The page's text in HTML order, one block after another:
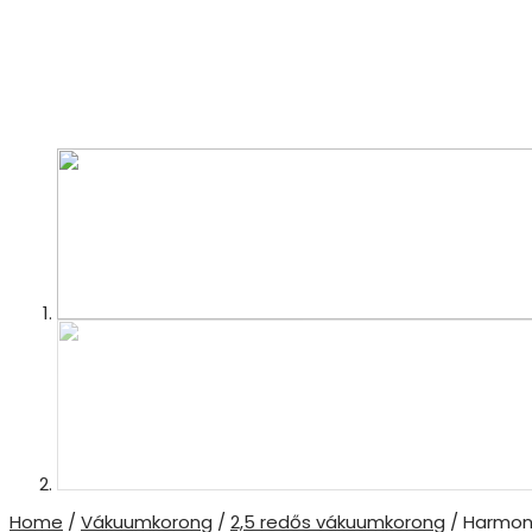
Home / Vákuumkorong / 2,5 redős vákuumkorong /